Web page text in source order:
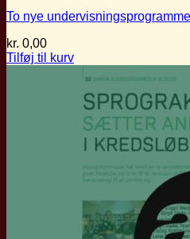
To nye
kr. 0,00
Tilføj til kurv